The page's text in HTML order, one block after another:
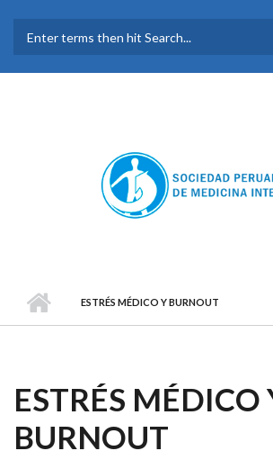
FORMULARIO DE
BÚSQUEDA
ESTRÉS MÉDICO Y BURNOUT
ESTRÉS MÉDICO
BURNOUT